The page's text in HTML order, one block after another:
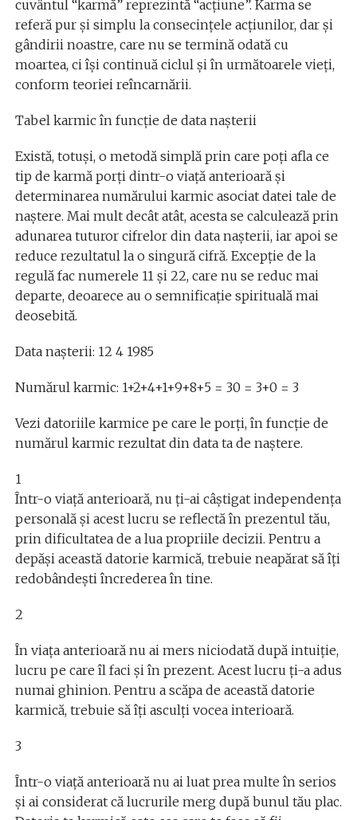
cuvântul “karmă” reprezintă “acțiune”. Karma se
referă pur și simplu la consecințele acțiunilor, dar și
gândirii noastre, care nu se termină odată cu
moartea, ci își continuă ciclul și în următoarele vieți,
conform teoriei reîncarnării.
Tabel karmic în funcție de data nașterii
Există, totuși, o metodă simplă prin care poți afla ce
tip de karmă porți dintr-o viață anterioară și
determinarea numărului karmic asociat datei tale de
naștere. Mai mult decât atât, acesta se calculează prin
adunarea tuturor cifrelor din data nașterii, iar apoi se
reduce rezultatul la o singură cifră. Excepție de la
regulă fac numerele 11 și 22, care nu se reduc mai
departe, deoarece au o semnificație spirituală mai
deosebită.
Data nașterii: 12 4 1985
Numărul karmic: 1+2+4+1+9+8+5 = 30 = 3+0 = 3
Vezi datoriile karmice pe care le porți, în funcție de
numărul karmic rezultat din data ta de naștere.
1
Într-o viață anterioară, nu ți-ai câștigat independența
personală și acest lucru se reflectă în prezentul tău,
prin dificultatea de a lua propriile decizii. Pentru a
depăși această datorie karmică, trebuie neapărat să îți
redobândești încrederea în tine.
2
În viața anterioară nu ai mers niciodată după intuiție,
lucru pe care îl faci și în prezent. Acest lucru ți-a adus
numai ghinion. Pentru a scăpa de această datorie
karmică, trebuie să îți asculți vocea interioară.
3
Într-o viață anterioară nu ai luat prea multe în serios
și ai considerat că lucrurile merg după bunul tău plac.